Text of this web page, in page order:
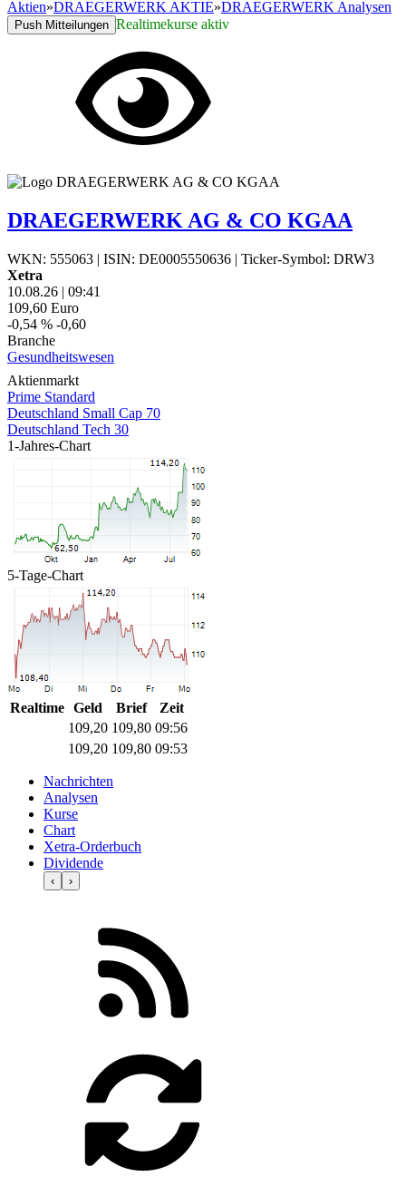
Aktien»DRAEGERWERK AKTIE»DRAEGERWERK Analysen
Push Mitteilungen Realtimekurse aktiv
DRAEGERWERK AG & CO KGAA
WKN: 555063 | ISIN: DE0005550636 | Ticker-Symbol: DRW3
Xetra
10.08.26 | 09:41
109,60 Euro
-0,54 % -0,60
Branche
Gesundheitswesen
Aktienmarkt
Prime Standard
Deutschland Small Cap 70
Deutschland Tech 30
1-Jahres-Chart
5-Tage-Chart
Realtime Geld Brief
Zeit
109,20 109,80 09:56
109,20 109,80 09:53
Nachrichten
Analysen
Kurse
Chart
Xetra-Orderbuch
Dividende
‹ ›